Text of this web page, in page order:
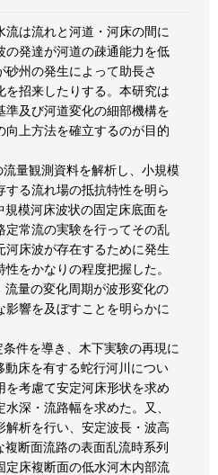
は流れと河道・河床の間に
の発達が河道の疎通能力を低
州の発生によって助長さ
招来したりする。本研究は
準及び河道変化の細部機構を
上方法を確立するのが目的
量観測資料を解析し、小規模
る流れ場の抵抗特性を明ら
模河床波状の固定床底面を
定常流の実験を行ってその乱
床波が存在するために発生
をかなりの程度把握した。
量の変化周期が波形変化の
響を及ぼすことを明らかに
件を導き、木下実験の再現に
動床を有する蛇行河川につい
を考慮て安定河床形状を求め
深・流路幅を求めた。又、
析を行い、安定波長・波高
断面流路の表面乱流時系列
定床複断面の低水河木内部流